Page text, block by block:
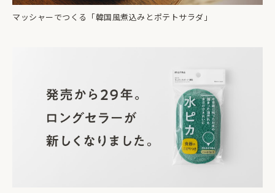
マッシャーでつくる「韓国風煮込みとポテトサラダ」